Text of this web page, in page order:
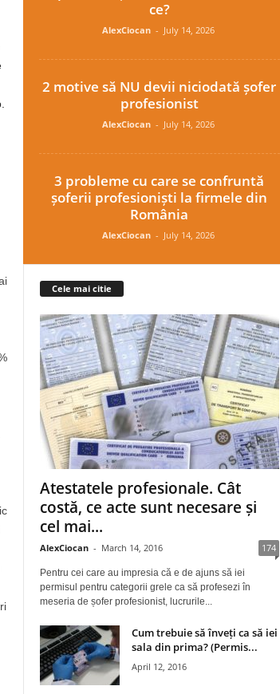
ce?
AlexCiocan - July 14, 2026
2 motive să NU devii niciodată șofer
profesionist
AlexCiocan - July 14, 2026
3 probleme cu care se confruntă
șoferii profesioniști la firmele din
România
AlexCiocan - July 14, 2026
Cele mai citie
Atestatele profesionale. Cât
costă, ce acte sunt necesare și
cel mai...
AlexCiocan - March 14, 2016 174
Pentru cei care au impresia că e de ajuns să iei
permisul pentru categorii grele ca să profesezi în
meseria de șofer profesionist, lucrurile...
Cum trebuie să înveți ca să iei
sala din prima? (Permis...
April 12, 2016